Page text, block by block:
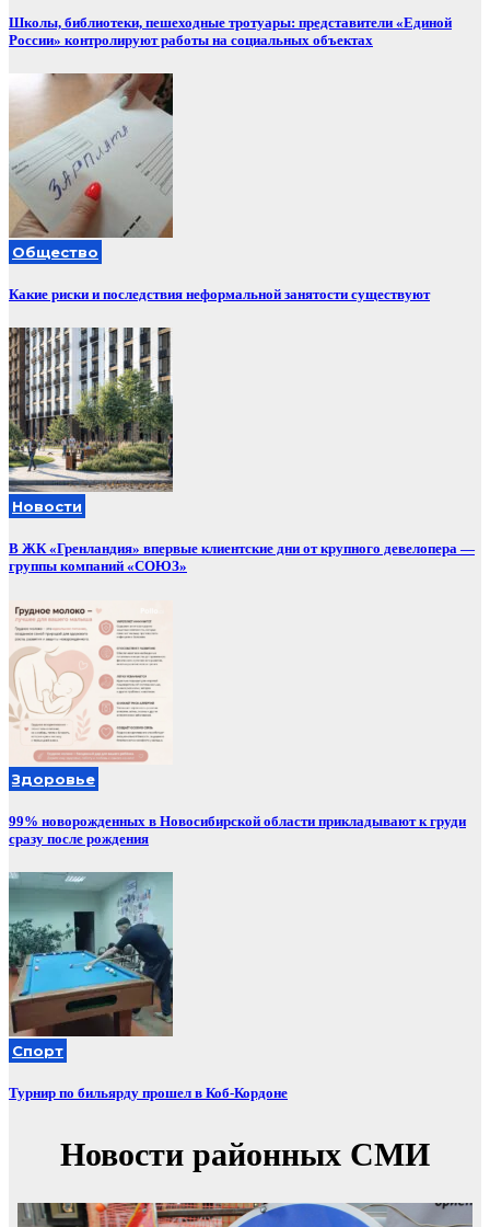
Школы, библиотеки, пешеходные тротуары: представители «Единой
России» контролируют работы на социальных объектах
Общество
Какие риски и последствия неформальной занятости существуют
Новости
В ЖК «Гренландия» впервые клиентские дни от крупного девелопера —
группы компаний «СОЮЗ»
Здоровье
99% новорожденных в Новосибирской области прикладывают к груди
сразу после рождения
Спорт
Турнир по бильярду прошел в Коб-Кордоне